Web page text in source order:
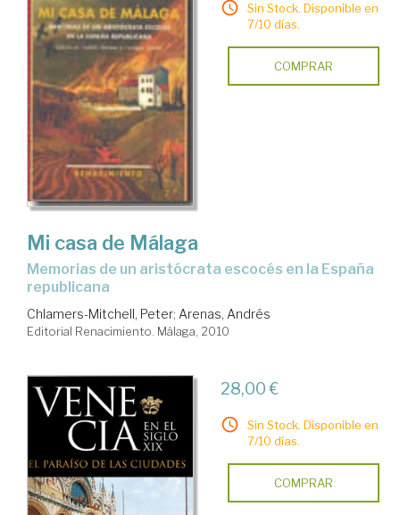
Sin Stock. Disponible en
7/10 días.
COMPRAR
Mi casa de Málaga
memorias de un aristócrata escocés en la España
republicana
Chlamers-Mitchell, Peter; Arenas, Andrés
Editorial Renacimiento. Málaga, 2010
28,00 €
Sin Stock. Disponible en
7/10 días.
COMPRAR